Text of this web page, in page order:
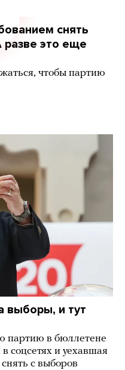
снять
это еще
чтобы партию
выборы, и тут
партию в бюллетене
соцсетях и уехавшая
с выборов